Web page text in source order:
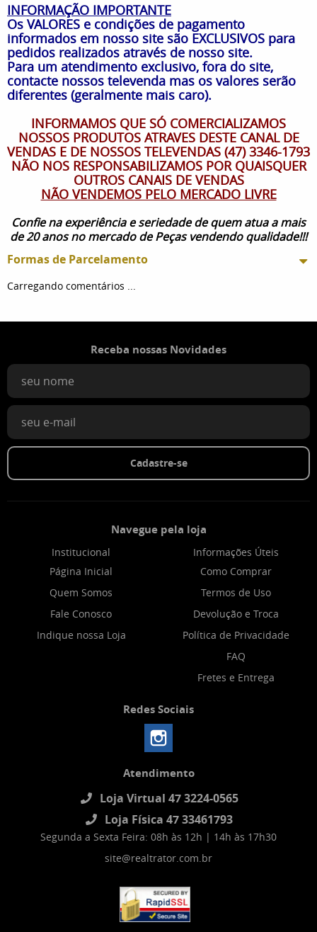
INFORMAÇÃO IMPORTANTE
Os VALORES e condições de pagamento
informados em nosso site são EXCLUSIVOS para
pedidos realizados através de nosso site.
Para um atendimento exclusivo, fora do site,
contacte nossos televenda mas os valores serão
diferentes (geralmente mais caro).
INFORMAMOS QUE SÓ COMERCIALIZAMOS
NOSSOS PRODUTOS ATRAVES DESTE CANAL DE
VENDAS E DE NOSSOS TELEVENDAS (47) 3346-1793
NÃO NOS RESPONSABILIZAMOS POR QUAISQUER
OUTROS CANAIS DE VENDAS
NÃO VENDEMOS PELO MERCADO LIVRE
Confie na experiência e seriedade de quem atua a mais
de 20 anos no mercado de Peças vendendo qualidade!!!
Formas de Parcelamento
Carregando comentários ...
Receba nossas Novidades
Cadastre-se
Navegue pela loja
Institucional
Página Inicial
Quem Somos
Fale Conosco
Indique nossa Loja
Informações Úteis
Como Comprar
Termos de Uso
Devolução e Troca
Política de Privacidade
FAQ
Fretes e Entrega
Redes Sociais
Atendimento
Loja Virtual 47 3224-0565
Loja Física 47 33461793
Segunda a Sexta Feira: 08h às 12h | 14h às 17h30
site@realtrator.com.br